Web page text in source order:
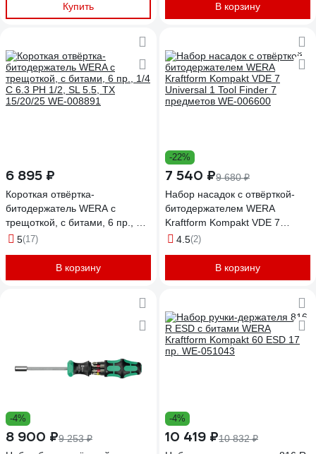
Купить В корзину
6 895 ₽
Короткая отвёртка-
битодержатель WERA с
трещоткой, с битами, 6 пр., 1/4
C 6.3 PH 1/2, SL 5.5, TX
5(17)
В корзину
-22%
7 540 ₽9 680 ₽
Набор насадок с отвёрткой-
битодержателем WERA
Kraftform Kompakt VDE 7
Universal 1 Tool Finder 7
4.5(2)
В корзину
-4%
8 900 ₽9 253 ₽
-4%
10 419 ₽10 832 ₽